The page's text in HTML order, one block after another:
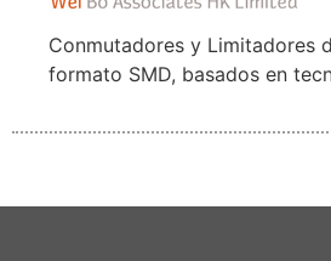
Conmutadores y Limitadores
formato SMD, basados en